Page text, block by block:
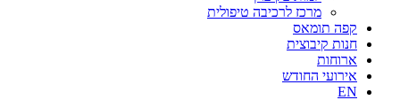
מרכז לרכיבה טיפולית
קפה תומאס
חנות קיבוצית
ארוחות
אירועי החודש
EN